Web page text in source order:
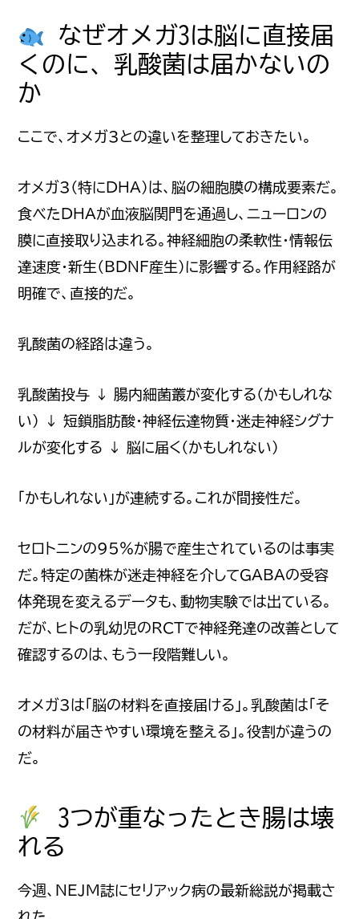
なぜオメガ3は脳に直接届
くのに、乳酸菌は届かないの
か
ここで、オメガ3との違いを整理しておきたい。
オメガ3（特にDHA）は、脳の細胞膜の構成要素だ。
食べたDHAが血液脳関門を通過し、ニューロンの
膜に直接取り込まれる。神経細胞の柔軟性・情報伝
達速度・新生（BDNF産生）に影響する。作用経路が
明確で、直接的だ。
乳酸菌の経路は違う。
乳酸菌投与 ↓ 腸内細菌叢が変化する（かもしれな
い） ↓ 短鎖脂肪酸・神経伝達物質・迷走神経シグナ
ルが変化する ↓ 脳に届く（かもしれない）
「かもしれない」が連続する。これが間接性だ。
セロトニンの95%が腸で産生されているのは事実
だ。特定の菌株が迷走神経を介してGABAの受容
体発現を変えるデータも、動物実験では出ている。
だが、ヒトの乳幼児のRCTで神経発達の改善として
確認するのは、もう一段階難しい。
オメガ3は「脳の材料を直接届ける」。乳酸菌は「そ
の材料が届きやすい環境を整える」。役割が違うの
だ。
3つが重なったとき腸は壊
れる
今週、NEJM誌にセリアック病の最新総説が掲載さ